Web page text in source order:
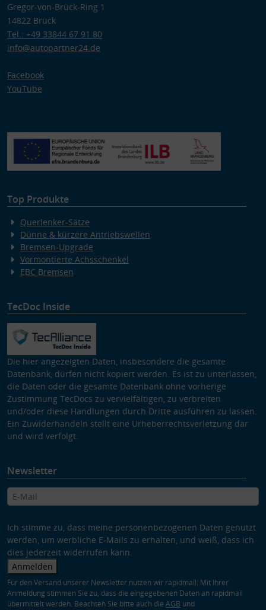
Gregor-von-Brück-Ring 1
14822 Brück
Tel.: +49 33844 67 91 80
info@autopartner24.de
Facebook
YouTube
Top Produkte
Querlenker-Sätze
Dünne & kürzere Antriebswellen
Bremsen-Upgrade
Vormontierte Achsschenkel
EBC Bremsen
TecDoc Inside
Die hier angezeigten Daten, insbesondere die gesamte
Datenbank, dürfen nicht kopiert werden. Es ist zu unterlassen,
die Daten oder die gesamte Datenbank ohne vorherige
Zustimmung TecDocs zu vervielfältigen, zu verbreiten
und/oder diese Handlungen durch Dritte ausführen zu lassen.
Ein Zuwiderhandeln stellt eine Urheberrechtsverletzung dar
und wird verfolgt.
Newsletter
Ich stimme zu, dass meine personenbezogenen Daten genutzt
werden, um werbliche E-Mails zu erhalten, und weiß, dass ich
dies jederzeit widerrufen kann.
Anmelden
Für den Versand unserer Newsletter nutzen wir rapidmail. Mit Ihrer
Anmeldung stimmen Sie zu, dass die eingegebenen Daten an rapidmail
übermittelt werden. Beachten Sie bitte auch die AGB und